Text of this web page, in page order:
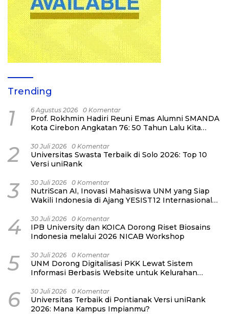
Trending
1 6 Agustus 2026 0 Komentar
Prof. Rokhmin Hadiri Reuni Emas Alumni SMANDA
Kota Cirebon Angkatan 76: 50 Tahun Lalu Kita
2 30 Juli 2026 0 Komentar
Universitas Swasta Terbaik di Solo 2026: Top 10
Versi uniRank
3 30 Juli 2026 0 Komentar
NutriScan AI, Inovasi Mahasiswa UNM yang Siap
Wakili Indonesia di Ajang YESIST12 Internasional
4 30 Juli 2026 0 Komentar
IPB University dan KOICA Dorong Riset Biosains
Indonesia melalui 2026 NICAB Workshop
5 30 Juli 2026 0 Komentar
UNM Dorong Digitalisasi PKK Lewat Sistem
Informasi Berbasis Website untuk Kelurahan
6 30 Juli 2026 0 Komentar
Universitas Terbaik di Pontianak Versi uniRank
2026: Mana Kampus Impianmu?